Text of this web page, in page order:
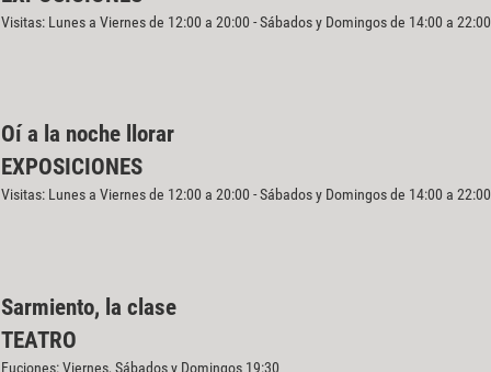
Visitas: Lunes a Viernes de 12:00 a 20:00 - Sábados y Domingos de 14:00 a 22:00
Oí a la noche llorar
EXPOSICIONES
Visitas: Lunes a Viernes de 12:00 a 20:00 - Sábados y Domingos de 14:00 a 22:00
Sarmiento, la clase
TEATRO
Fuciones: Viernes, Sábados y Domingos 19:30